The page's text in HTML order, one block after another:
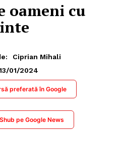
oameni cu
Ciprian Mihali
01/2024
preferată în Google
pe Google News